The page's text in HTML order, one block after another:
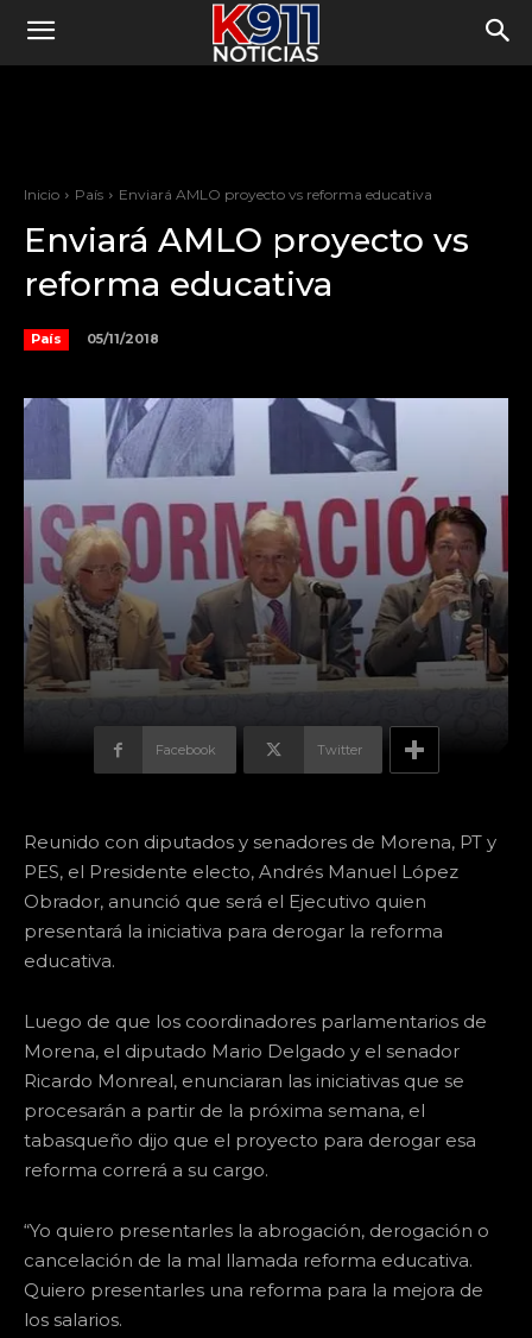
Inicio País Enviará AMLO proyecto vs reforma educativa
Enviará AMLO proyecto vs
reforma educativa
País 05/11/2018
Facebook Twitter
Reunido con diputados y senadores de Morena, PT y
PES, el Presidente electo, Andrés Manuel López
Obrador, anunció que será el Ejecutivo quien
presentará la iniciativa para derogar la reforma
educativa.
Luego de que los coordinadores parlamentarios de
Morena, el diputado Mario Delgado y el senador
Ricardo Monreal, enunciaran las iniciativas que se
procesarán a partir de la próxima semana, el
tabasqueño dijo que el proyecto para derogar esa
reforma correrá a su cargo.
“Yo quiero presentarles la abrogación, derogación o
cancelación de la mal llamada reforma educativa.
Quiero presentarles una reforma para la mejora de
los salarios.